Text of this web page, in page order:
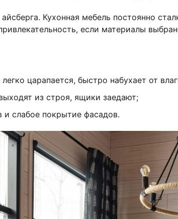
Кухонная мебель постоянно
если материалы
царапается, быстро набухает от
из строя, ящики заедают;
слабое покрытие фасадов.